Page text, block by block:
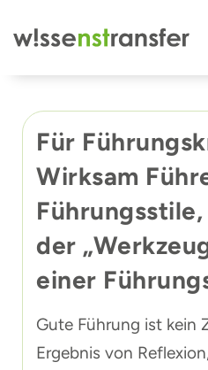
springen
Für
Wirksam
der
einer
Gute Führung ist kein
Ergebnis von